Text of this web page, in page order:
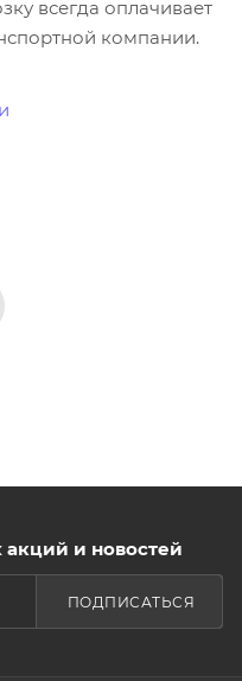
всегда оплачивает
компании.
акций и новостей
ПОДПИСАТЬСЯ